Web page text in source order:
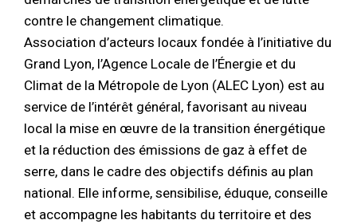
contre le changement climatique.
Association d’acteurs locaux fondée à l’initiative du
Grand Lyon, l’Agence Locale de l’Énergie et du
Climat de la Métropole de Lyon (ALEC Lyon) est au
service de l’intérêt général, favorisant au niveau
local la mise en œuvre de la transition énergétique
et la réduction des émissions de gaz à effet de
serre, dans le cadre des objectifs définis au plan
national. Elle informe, sensibilise, éduque, conseille
et accompagne les habitants du territoire et des